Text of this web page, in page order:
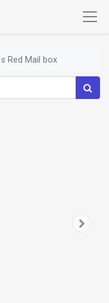
Red Mail box